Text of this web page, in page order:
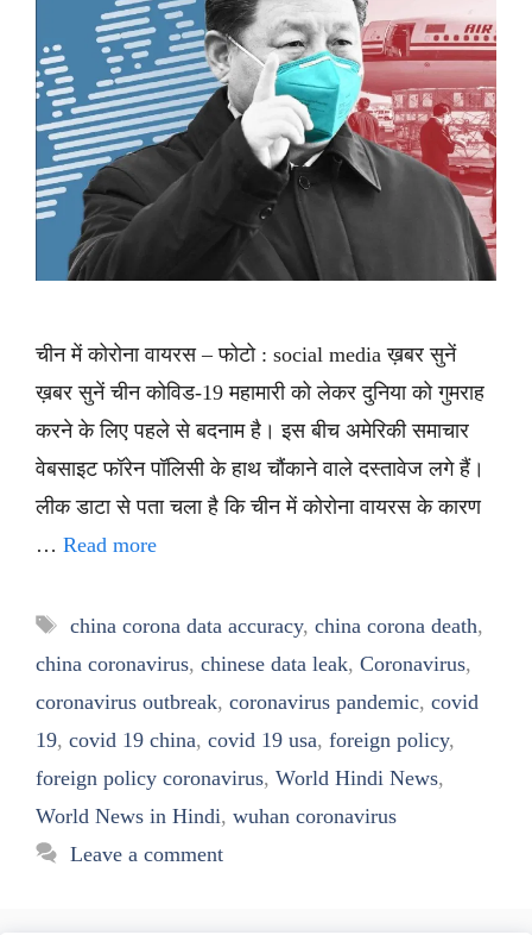
चीन में कोरोना वायरस – फोटो : social media ख़बर सुनें
ख़बर सुनें चीन कोविड-19 महामारी को लेकर दुनिया को गुमराह
करने के लिए पहले से बदनाम है। इस बीच अमेरिकी समाचार
वेबसाइट फॉरेन पॉलिसी के हाथ चौंकाने वाले दस्तावेज लगे हैं।
लीक डाटा से पता चला है कि चीन में कोरोना वायरस के कारण
… Read more
Tags
china corona data accuracy, china corona death,
china coronavirus, chinese data leak, Coronavirus,
coronavirus outbreak, coronavirus pandemic, covid
19, covid 19 china, covid 19 usa, foreign policy,
foreign policy coronavirus, World Hindi News,
World News in Hindi, wuhan coronavirus
Leave a comment